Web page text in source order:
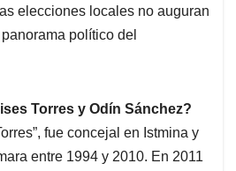
elecciones locales no auguran
político del
Torres y Odín Sánchez?
fue concejal en Istmina y
entre 1994 y 2010. En 2011